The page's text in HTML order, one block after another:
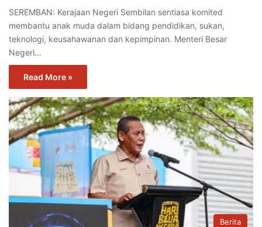
SEREMBAN: Kerajaan Negeri Sembilan sentiasa komited
membantu anak muda dalam bidang pendidikan, sukan,
teknologi, keusahawanan dan kepimpinan. Menteri Besar
Negeri…
Read More »
Berita